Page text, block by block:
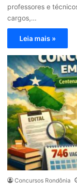
professores e
cargos,…
Leia mais »
Concursos Rondônia